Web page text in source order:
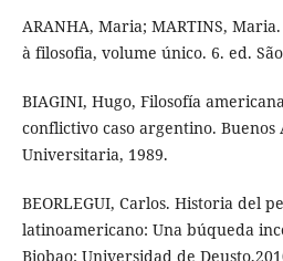
ARANHA, Maria; MARTINS,
à filosofia, volume único. 6. ed.
BIAGINI, Hugo, Filosofía
conflictivo caso argentino.
Universitaria, 1989.
BEORLEGUI, Carlos. Historia del
latinoamericano: Una búqueda
Biobao: Universidad de